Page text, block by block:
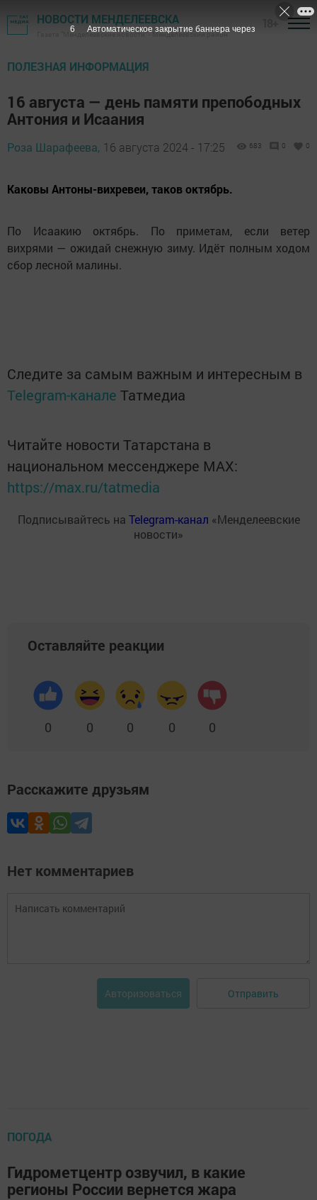
НОВОСТИ МЕНДЕЛЕЕВСКА
Газета "Менделеевские новости" - Менделеевский район
ПОЛЕЗНАЯ ИНФОРМАЦИЯ
16 августа — день памяти препободных
Антония и Исаания
Роза Шарафеева, 16 августа 2024 - 17:25 683 0 0
Каковы Антоны-вихревеи, таков октябрь.
По Исаакию октябрь. По приметам, если ветер
вихрями — ожидай снежную зиму. Идёт полным ходом
сбор лесной малины.
Следите за самым важным и интересным в
Telegram-канале Татмедиа
Читайте новости Татарстана в
национальном мессенджере MАХ:
https://max.ru/tatmedia
Подписывайтесь на Telegram-канал «Менделеевские
новости»
Оставляйте реакции
0 0 0 0 0
Расскажите друзьям
Нет комментариев
Авторизоваться Отправить
ПОГОДА
Гидрометцентр озвучил, в какие
регионы России вернется жара
5 Автоматическое закрытие баннера через